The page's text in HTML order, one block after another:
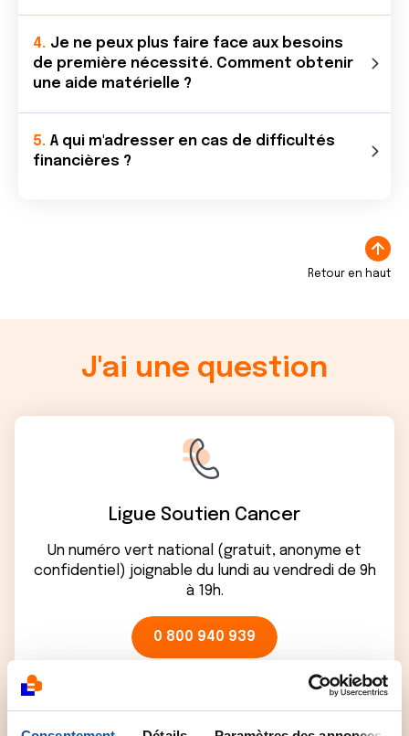
Je ne peux plus faire face aux besoins
de première nécessité. Comment obtenir
une aide matérielle ?
A qui m'adresser en cas de difficultés
financières ?
Retour en haut
J'ai une question
Ligue Soutien Cancer
Un numéro vert national (gratuit, anonyme et
confidentiel) joignable du lundi au vendredi de 9h
à 19h.
0 800 940 939